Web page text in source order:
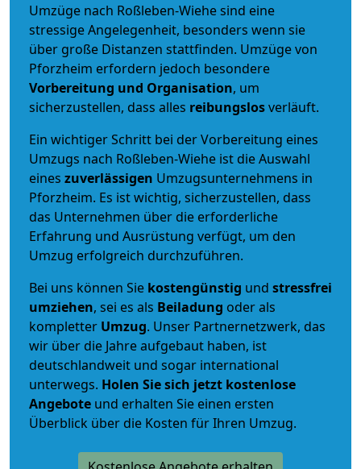
Umzüge nach Roßleben-Wiehe sind eine
stressige Angelegenheit, besonders wenn sie
über große Distanzen stattfinden. Umzüge von
Pforzheim erfordern jedoch besondere
Vorbereitung und Organisation, um
sicherzustellen, dass alles reibungslosverläuft.
Ein wichtiger Schritt bei der Vorbereitung eines
Umzugs nach Roßleben-Wiehe ist die Auswahl
eines zuverlässigen Umzugsunternehmens in
Pforzheim. Es ist wichtig, sicherzustellen, dass
das Unternehmen über die erforderliche
Erfahrung und Ausrüstung verfügt, um den
Umzug erfolgreich durchzuführen.
Bei uns können Sie kostengünstig und stressfrei
umziehen, sei es als Beiladung oder als
kompletter Umzug. Unser Partnernetzwerk, das
wir über die Jahre aufgebaut haben, ist
deutschlandweit und sogar international
unterwegs. Holen Sie sich jetzt kostenlose
Angebote und erhalten Sie einen ersten
Überblick über die Kosten für Ihren Umzug.